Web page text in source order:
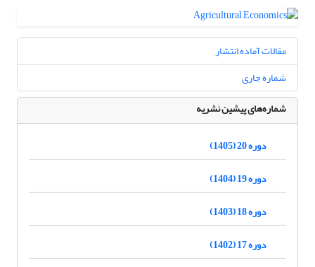
مقالات آماده انتشار
شماره جاری
شماره‌های پیشین نشریه
دوره 20 (1405)
دوره 19 (1404)
دوره 18 (1403)
دوره 17 (1402)